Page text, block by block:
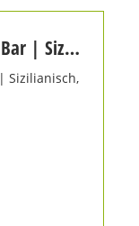
Delizia - Ristorante & Wein-Bar | Sizilianisch, Italienisch, mediterran